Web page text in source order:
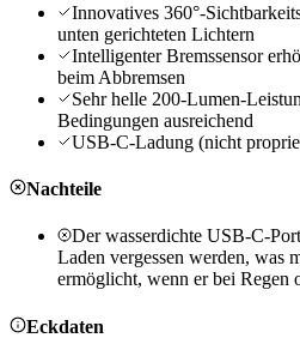
Innovatives 360°-
unten gerichteten Lichtern
Intelligenter Bremssensor
beim Abbremsen
Sehr helle 200-Lumen-
Bedingungen ausreichend
USB-C-Ladung (nicht
Nachteile
Der wasserdichte USB-C-
Laden vergessen werden, was
ermöglicht, wenn er bei Regen
Eckdaten